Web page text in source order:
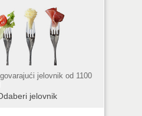
jelovnik od 1100
jelovnik